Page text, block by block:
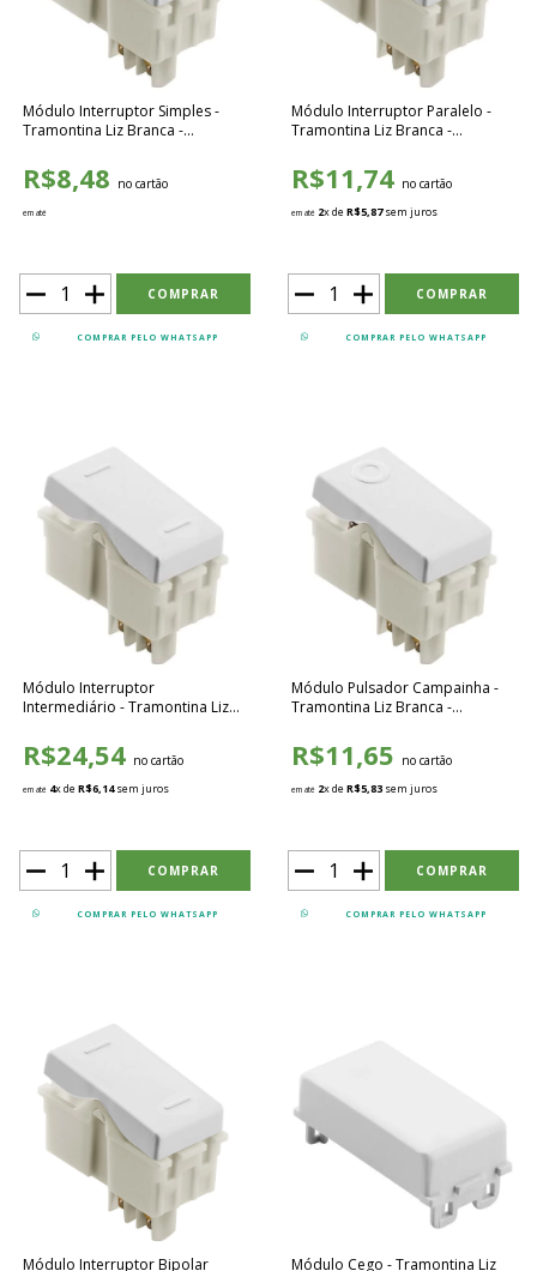
Módulo Interruptor Simples -
Tramontina Liz Branca -
R$8,48 no cartão
em até
COMPRAR PELO WHATSAPP
Módulo Interruptor Paralelo -
Tramontina Liz Branca -
R$11,74 no cartão
em até 2x deR$5,87sem juros
COMPRAR PELO WHATSAPP
Módulo Interruptor
Intermediário - Tramontina Liz
R$24,54 no cartão
em até 4x deR$6,14sem juros
COMPRAR PELO WHATSAPP
Módulo Pulsador Campainha -
Tramontina Liz Branca -
R$11,65 no cartão
em até 2x deR$5,83 sem juros
COMPRAR PELO WHATSAPP
Módulo Interruptor Bipolar
Módulo Cego - Tramontina Liz